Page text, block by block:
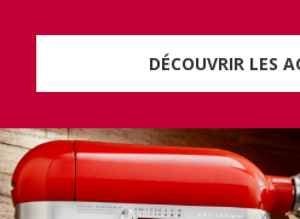
DÉCOUVRIR LES